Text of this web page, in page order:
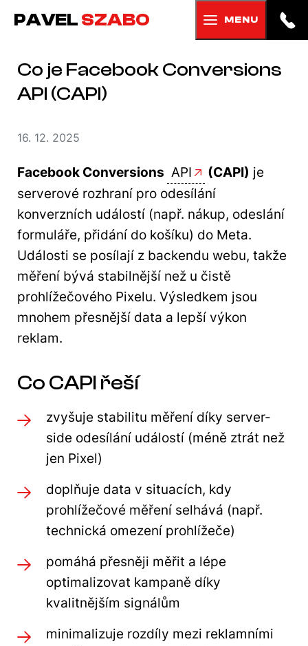
PAVEL SZABO MENU
Co je Facebook Conversions
API (CAPI)
16. 12. 2025
Facebook Conversions API (CAPI) je
serverové rozhraní pro odesílání
konverzních událostí (např. nákup, odeslání
formuláře, přidání do košíku) do Meta.
Události se posílají z backendu webu, takže
měření bývá stabilnější než u čistě
prohlížečového Pixelu. Výsledkem jsou
mnohem přesnější data a lepší výkon
reklam.
Co CAPI řeší
zvyšuje stabilitu měření díky server-
side odesílání událostí (méně ztrát než
jen Pixel)
doplňuje data v situacích, kdy
prohlížečové měření selhává (např.
technická omezení prohlížeče)
pomáhá přesněji měřit a lépe
optimalizovat kampaně díky
kvalitnějším signálům
minimalizuje rozdíly mezi reklamními